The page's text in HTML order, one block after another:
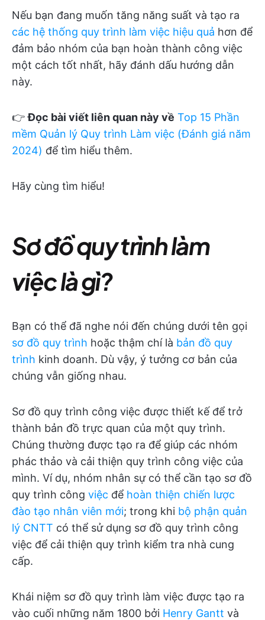
Nếu bạn đang muốn tăng năng suất và tạo ra
các hệ thống quy trình làm việc hiệu quả hơn để
đảm bảo nhóm của bạn hoàn thành công việc
một cách tốt nhất, hãy đánh dấu hướng dẫn
này.
👉Đọc bài viết liên quan này về Top 15 Phần
mềm Quản lý Quy trình Làm việc (Đánh giá năm
2024) để tìm hiểu thêm.
Hãy cùng tìm hiểu!
Sơ đồ quy trình làm
việc là gì?
Bạn có thể đã nghe nói đến chúng dưới tên gọi
sơ đồ quy trình hoặc thậm chí là bản đồ quy
trình kinh doanh. Dù vậy, ý tưởng cơ bản của
chúng vẫn giống nhau.
Sơ đồ quy trình công việc được thiết kế để trở
thành bản đồ trực quan của một quy trình.
Chúng thường được tạo ra để giúp các nhóm
phác thảo và cải thiện quy trình công việc của
mình. Ví dụ, nhóm nhân sự có thể cần tạo sơ đồ
quy trình công việc để hoàn thiện chiến lược
đào tạo nhân viên mới; trong khi bộ phận quản
lý CNTT có thể sử dụng sơ đồ quy trình công
việc để cải thiện quy trình kiểm tra nhà cung
cấp.
Khái niệm sơ đồ quy trình làm việc được tạo ra
vào cuối những năm 1800 bởi Henry Gantt và